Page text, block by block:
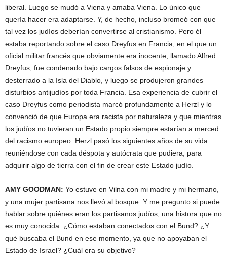
liberal. Luego se mudó a Viena y amaba Viena. Lo único que
quería hacer era adaptarse. Y, de hecho, incluso bromeó con que
tal vez los judíos deberían convertirse al cristianismo. Pero él
estaba reportando sobre el caso Dreyfus en Francia, en el que un
oficial militar francés que obviamente era inocente, llamado Alfred
Dreyfus, fue condenado bajo cargos falsos de espionaje y
desterrado a la Isla del Diablo, y luego se produjeron grandes
disturbios antijudíos por toda Francia. Esa experiencia de cubrir el
caso Dreyfus como periodista marcó profundamente a Herzl y lo
convenció de que Europa era racista por naturaleza y que mientras
los judíos no tuvieran un Estado propio siempre estarían a merced
del racismo europeo. Herzl pasó los siguientes años de su vida
reuniéndose con cada déspota y autócrata que pudiera, para
adquirir algo de tierra con el fin de crear este Estado judío.
AMY GOODMAN: Yo estuve en Vilna con mi madre y mi hermano,
y una mujer partisana nos llevó al bosque. Y me pregunto si puede
hablar sobre quiénes eran los partisanos judíos, una histora que no
es muy conocida. ¿Cómo estaban conectados con el Bund? ¿Y
qué buscaba el Bund en ese momento, ya que no apoyaban el
Estado de Israel? ¿Cuál era su objetivo?